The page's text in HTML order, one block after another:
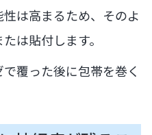
は高まるため、そのよ
は貼付します。
覆った後に包帯を巻く